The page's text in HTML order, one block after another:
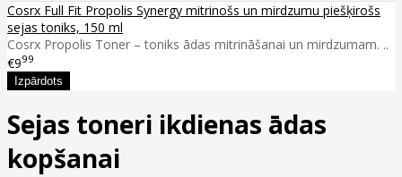
Cosrx Full Fit Propolis Synergy mitrinošs un mirdzumu piešķirošs
sejas toniks, 150 ml
Cosrx Propolis Toner – toniks ādas mitrināšanai un mirdzumam. ..
€999
Sejas toneri ikdienas ādas
kopšanai